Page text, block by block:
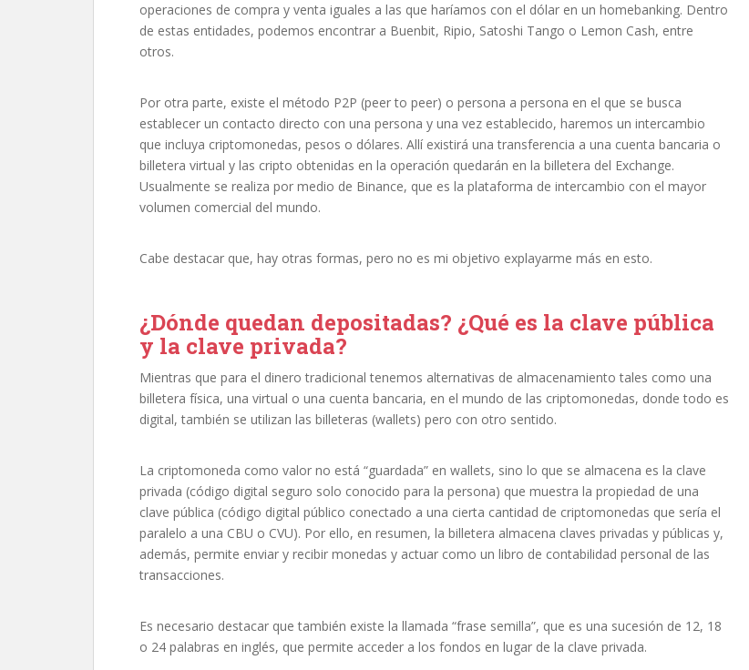
operaciones de compra y venta iguales a las que haríamos con el dólar en un homebanking. Dentro
de estas entidades, podemos encontrar a Buenbit, Ripio, Satoshi Tango o Lemon Cash, entre
otros.
Por otra parte, existe el método P2P (peer to peer) o persona a persona en el que se busca
establecer un contacto directo con una persona y una vez establecido, haremos un intercambio
que incluya criptomonedas, pesos o dólares. Allí existirá una transferencia a una cuenta bancaria o
billetera virtual y las cripto obtenidas en la operación quedarán en la billetera del Exchange.
Usualmente se realiza por medio de Binance, que es la plataforma de intercambio con el mayor
volumen comercial del mundo.
Cabe destacar que, hay otras formas, pero no es mi objetivo explayarme más en esto.
¿Dónde quedan depositadas? ¿Qué es la clave pública
y la clave privada?
Mientras que para el dinero tradicional tenemos alternativas de almacenamiento tales como una
billetera física, una virtual o una cuenta bancaria, en el mundo de las criptomonedas, donde todo es
digital, también se utilizan las billeteras (wallets) pero con otro sentido.
La criptomoneda como valor no está “guardada” en wallets, sino lo que se almacena es la clave
privada (código digital seguro solo conocido para la persona) que muestra la propiedad de una
clave pública (código digital público conectado a una cierta cantidad de criptomonedas que sería el
paralelo a una CBU o CVU). Por ello, en resumen, la billetera almacena claves privadas y públicas y,
además, permite enviar y recibir monedas y actuar como un libro de contabilidad personal de las
transacciones.
Es necesario destacar que también existe la llamada “frase semilla”, que es una sucesión de 12, 18
o 24 palabras en inglés, que permite acceder a los fondos en lugar de la clave privada.